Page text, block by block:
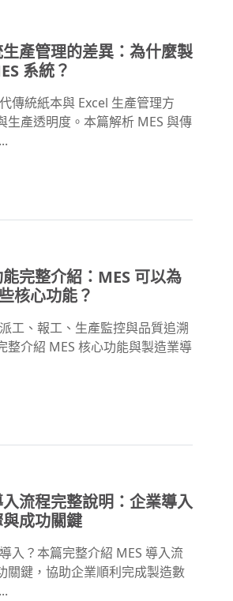
產管理的差異：為什麼製
系統？
傳統紙本與 Excel 生產管理方
生產透明度。本篇解析 MES 與傳
完整介紹：MES 可以為
核心功能？
工、報工、生產監控與品質追溯
整介紹 MES 核心功能與製造業導
流程完整說明：企業導入
成功關鍵
入？本篇完整介紹 MES 導入流
關鍵，協助企業順利完成製造數